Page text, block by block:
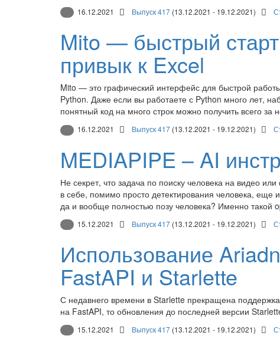
16.12.2021 Выпуск 417 (13.12.2021 - 19.12.2021)
Mito — быстрый
привык к Excel
Mito — это графический интерфейс для быстрой
Python. Даже если вы работаете с Python много лет,
понятный код на много строк можно получить всего за
16.12.2021 Выпуск 417 (13.12.2021 - 19.12.2021)
MEDIAPIPE – AI
Не секрет, что задача по поиску человека на видео
в себе, помимо просто детектирования человека, еще
да и вообще полностью позу человека? Именно такой
15.12.2021 Выпуск 417 (13.12.2021 - 19.12.2021)
Использование
FastAPI и Starlette
С недавнего времени в Starlette прекращена
на FastAPI, то обновления до последней версии
15.12.2021 Выпуск 417 (13.12.2021 - 19.12.2021)